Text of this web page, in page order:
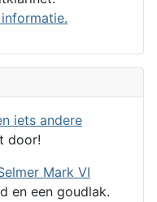
iets andere
door!
Mark VI
en een goudlak.